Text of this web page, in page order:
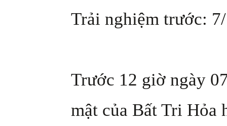
Trải nghiệm trước:
Trước 12 giờ ngày
mật của Bất Tri Hỏa